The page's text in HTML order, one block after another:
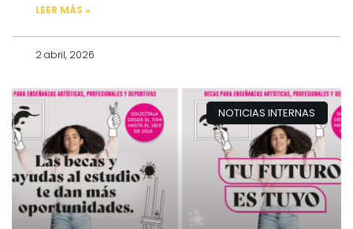
LEER MÁS »
2 abril, 2026
NOTICIAS INTERNAS